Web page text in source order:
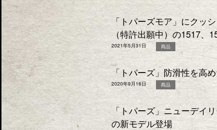
「トパーズモア」にクッ
（特許出願中）の1517、
2021年5月31日 商品
「トパーズ」防滑性を高
2020年9月16日 商品
「トパーズ」ニューデイ
の新モデル登場